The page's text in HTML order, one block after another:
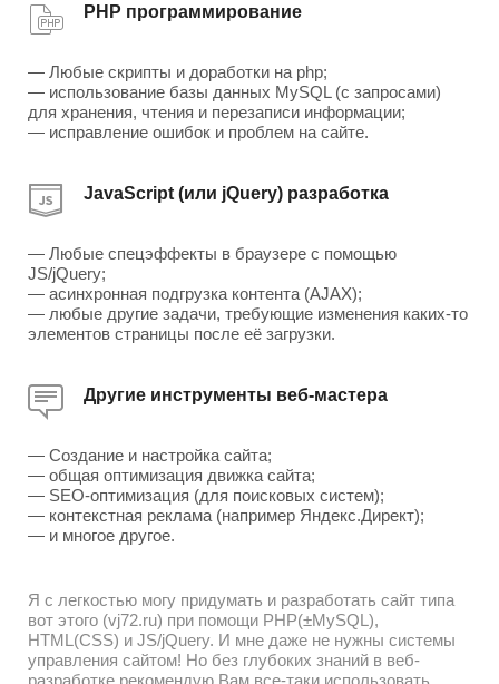
PHP программирование
— Любые скрипты и доработки на php;
— использование базы данных MySQL (с запросами)
для хранения, чтения и перезаписи информации;
— исправление ошибок и проблем на сайте.
JavaScript (или jQuery) разработка
— Любые спецэффекты в браузере с помощью
JS/jQuery;
— асинхронная подгрузка контента (AJAX);
— любые другие задачи, требующие изменения каких-то
элементов страницы после её загрузки.
Другие инструменты веб-мастера
— Создание и настройка сайта;
— общая оптимизация движка сайта;
— SEO-оптимизация (для поисковых систем);
— контекстная реклама (например Яндекс.Директ);
— и многое другое.
Я с легкостью могу придумать и разработать сайт типа
вот этого (vj72.ru) при помощи PHP(±MySQL),
HTML(CSS) и JS/jQuery. И мне даже не нужны системы
управления сайтом! Но без глубоких знаний в веб-
разработке рекомендую Вам все-таки использовать